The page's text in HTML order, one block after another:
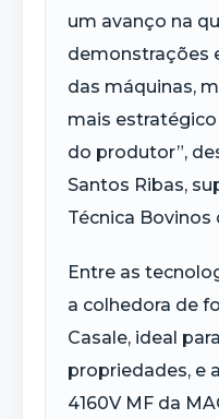
um avanço na
demonstrações
das máquinas,
mais
do produtor”,
Santos Ribas,
Técnica Bovinos
Entre as
a colhedora de
Casale, ideal
propriedades, e
4160V MF da